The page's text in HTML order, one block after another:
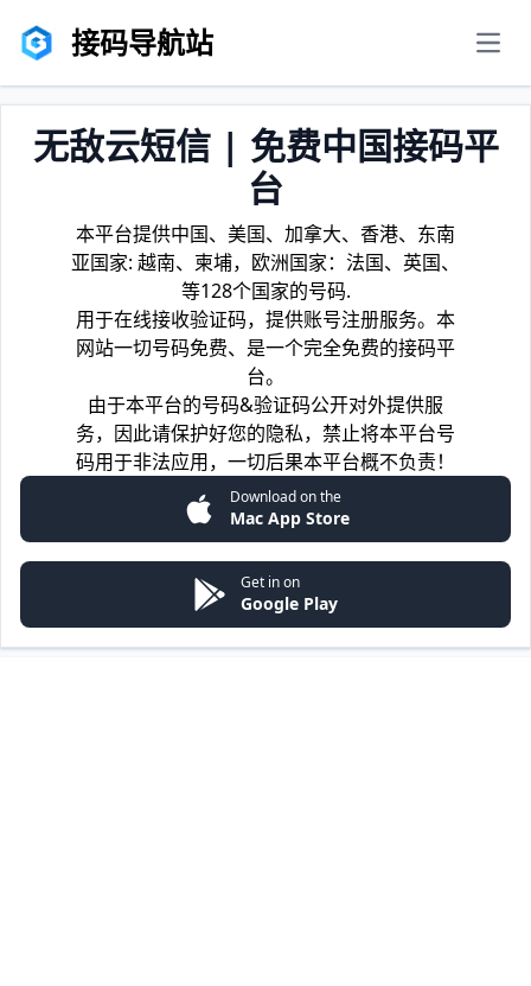
接码导航站
无敌云短信 | 免费中国接码平
台
本平台提供中国、美国、加拿大、香港、东南
亚国家: 越南、柬埔，欧洲国家：法国、英国、
等128个国家的号码.
用于在线接收验证码，提供账号注册服务。本
网站一切号码免费、是一个完全免费的接码平
台。
由于本平台的号码&验证码公开对外提供服
务，因此请保护好您的隐私，禁止将本平台号
码用于非法应用，一切后果本平台概不负责！
Download on the
Mac App Store
Get in on
Google Play